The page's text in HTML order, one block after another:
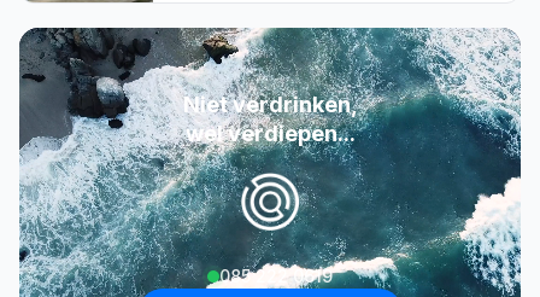
Niet verdrinken,
wel verdiepen...
085 222 0619